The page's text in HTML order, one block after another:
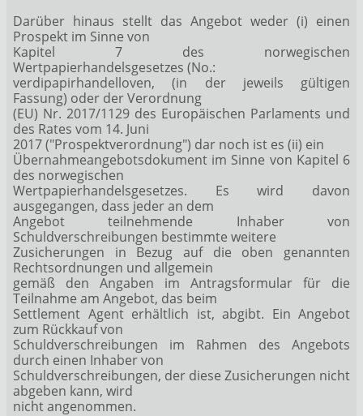
Darüber hinaus stellt das Angebot weder (i) einen
Prospekt im Sinne von
Kapitel 7 des norwegischen
Wertpapierhandelsgesetzes (No.:
verdipapirhandelloven, (in der jeweils gültigen
Fassung) oder der Verordnung
(EU) Nr. 2017/1129 des Europäischen Parlaments und
des Rates vom 14. Juni
2017 ("Prospektverordnung") dar noch ist es (ii) ein
Übernahmeangebotsdokument im Sinne von Kapitel 6
des norwegischen
Wertpapierhandelsgesetzes. Es wird davon
ausgegangen, dass jeder an dem
Angebot teilnehmende Inhaber von
Schuldverschreibungen bestimmte weitere
Zusicherungen in Bezug auf die oben genannten
Rechtsordnungen und allgemein
gemäß den Angaben im Antragsformular für die
Teilnahme am Angebot, das beim
Settlement Agent erhältlich ist, abgibt. Ein Angebot
zum Rückkauf von
Schuldverschreibungen im Rahmen des Angebots
durch einen Inhaber von
Schuldverschreibungen, der diese Zusicherungen nicht
abgeben kann, wird
nicht angenommen.